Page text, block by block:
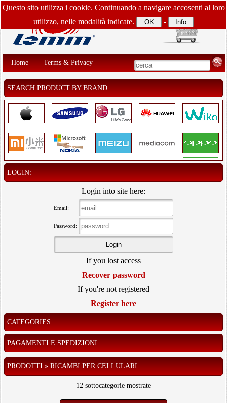
Home Terms & Privacy
SEARCH PRODUCT BY BRAND
LOGIN:
Login into site here:
Email:
Password:
If you lost access
Recover password
If you're not registered
Register here
CATEGORIES:
PAGAMENTI E SPEDIZIONI:
PRODOTTI » RICAMBI PER CELLULARI
12 sottocategorie mostrate
Questo sito utilizza i cookie. Continuando a navigare accosenti al loro
utilizzo, nelle modalità indicate.
-